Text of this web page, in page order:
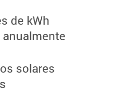
de kWh
solares